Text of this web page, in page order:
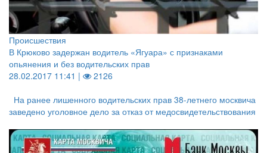
Происшествия
В Крюково задержан водитель «Ягуара» с признаками
опьянения и без водительских прав
28.02.2017 11:41 |
2126
На ранее лишенного водительских прав 38-летнего москвича
заведено уголовное дело за отказ от медосвидетельствования